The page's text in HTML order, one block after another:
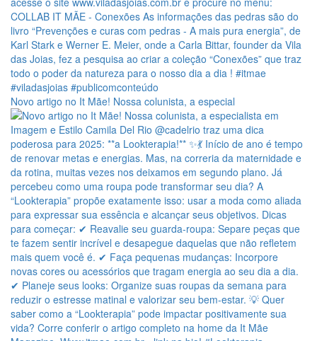
Novo artigo no It Mãe! Nossa colunista, a especial